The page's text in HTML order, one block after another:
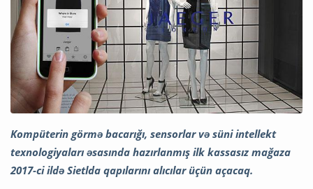
Kompüterin görmə bacarığı, sensorlar və süni intellekt
texnologiyaları əsasında hazırlanmış ilk kassasız mağaza
2017-ci ildə Sietlda qapılarını alıcılar üçün açacaq.